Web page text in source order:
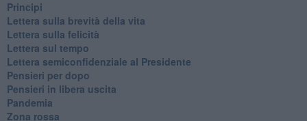
Principi
​Lettera sulla brevità della vita
​Lettera sulla felicità
​Lettera sul tempo
Lettera semiconfidenziale al Presidente
Pensieri per dopo
​Pensieri in libera uscita
Pandemia
Zona rossa